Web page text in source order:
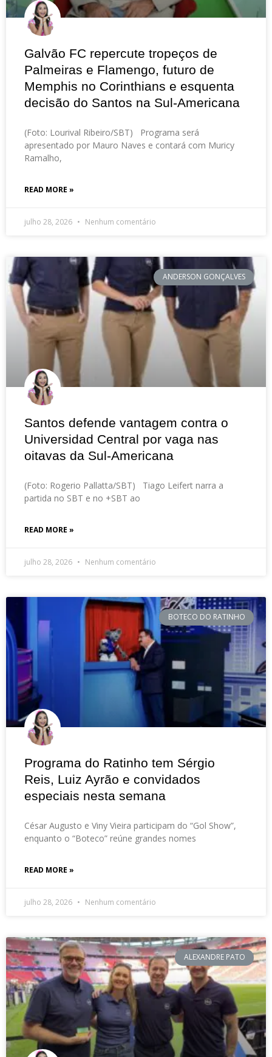
Galvão FC repercute tropeços de
Palmeiras e Flamengo, futuro de
Memphis no Corinthians e esquenta
decisão do Santos na Sul-Americana
(Foto: Lourival Ribeiro/SBT) Programa será
apresentado por Mauro Naves e contará com Muricy
Ramalho,
READ MORE »
julho 28, 2026 Nenhum comentário
ANDERSON GONÇALVES
Santos defende vantagem contra o
Universidad Central por vaga nas
oitavas da Sul-Americana
(Foto: Rogerio Pallatta/SBT) Tiago Leifert narra a
partida no SBT e no +SBT ao
READ MORE »
julho 28, 2026 Nenhum comentário
BOTECO DO RATINHO
Programa do Ratinho tem Sérgio
Reis, Luiz Ayrão e convidados
especiais nesta semana
César Augusto e Viny Vieira participam do “Gol Show”,
enquanto o “Boteco” reúne grandes nomes
READ MORE »
julho 28, 2026 Nenhum comentário
ALEXANDRE PATO